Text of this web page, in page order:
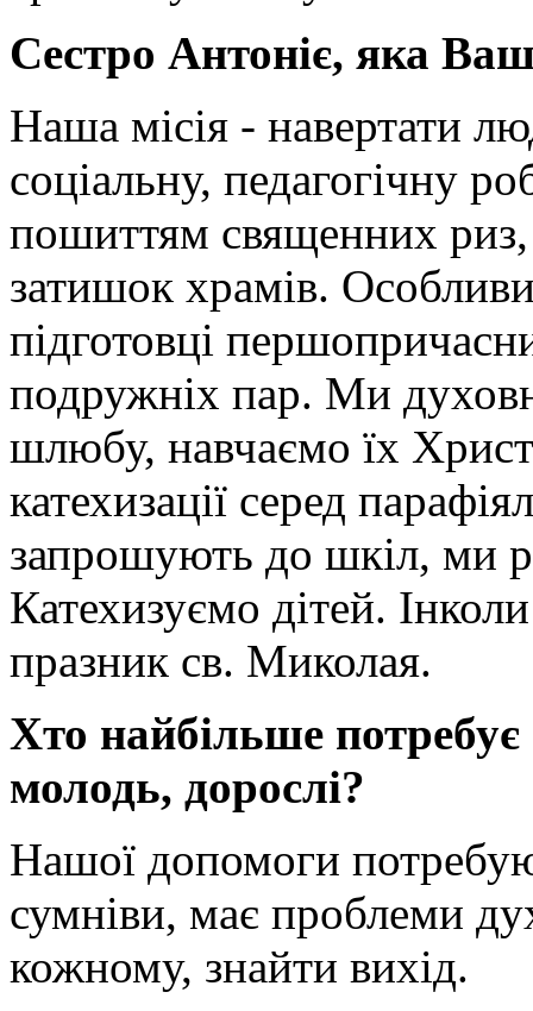
Сестро Антоніє, яка
Наша місія - навертати
соціальну, педагогічну
пошиттям священних
затишок храмів.
підготовці
подружніх пар. Ми
шлюбу, навчаємо їх
катехизації серед
запрошують до шкіл, ми
Катехизуємо дітей.
празник св. Миколая.
Хто найбільше
молодь, дорослі?
Нашої допомоги
сумніви, має проблеми
кожному, знайти вихід.